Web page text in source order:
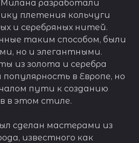
разработали
плетения кольчуги
и серебряных нитей.
таким способом, были
но и элегантными.
из золота и серебра
в Европе, но
пути к созданию
в этом стиле.
сделан мастерами из
известного как